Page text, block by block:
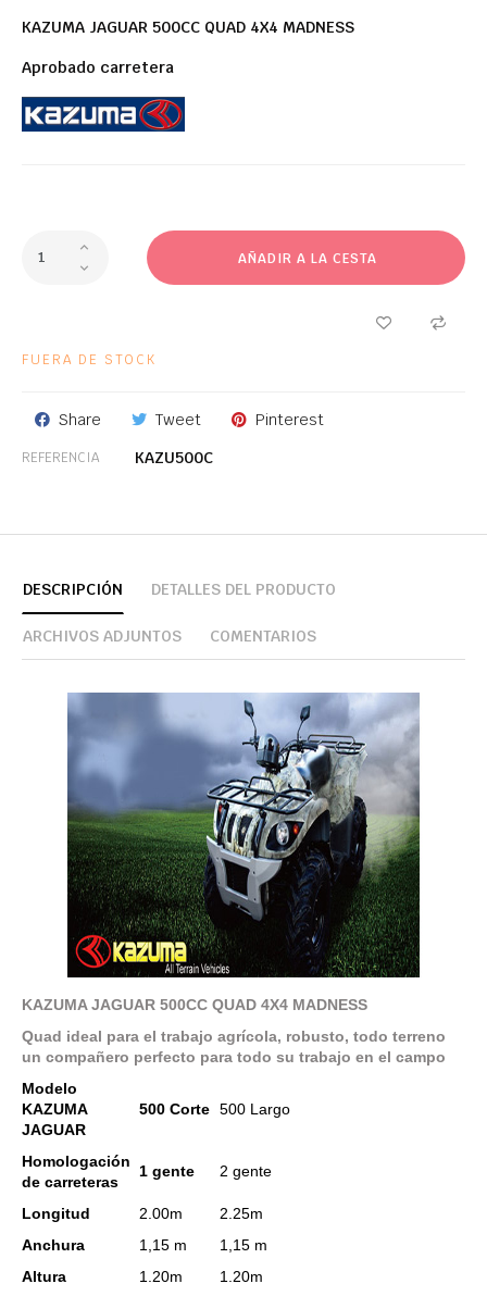
KAZUMA JAGUAR 500CC QUAD 4X4 MADNESS
Aprobado carretera
AÑADIR A LA CESTA
FUERA DE STOCK
Share Tweet Pinterest
REFERENCIA KAZU500C
DESCRIPCIÓN DETALLES DEL PRODUCTO
ARCHIVOS ADJUNTOS COMENTARIOS
KAZUMA JAGUAR 500CC QUAD 4X4 MADNESS
Quad ideal para el trabajo agrícola, robusto, todo terreno
un compañero perfecto para todo su trabajo en el campo
Modelo
KAZUMA
JAGUAR
500 Corte 500 Largo
Homologación
de carreteras
1 gente 2 gente
Longitud 2.00m
2.25m
Anchura
1,15 m
1,15 m
Altura
1.20m 1.20m